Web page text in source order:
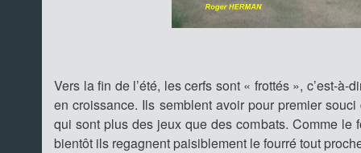
Vers la fin de l’été, les cerfs sont « frottés », c’est-
en croissance. Ils semblent avoir pour premier
qui sont plus des jeux que des combats. Comme le
bientôt ils regagnent paisiblement le fourré tout